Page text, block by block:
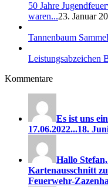
50 Jahre
waren...23. Januar
Tannenbaum
Leistungsabzeichen
Kommentare
Es ist uns
17.06.2022...18.
Hallo
Kartenausschnitt
Feuerwehr-